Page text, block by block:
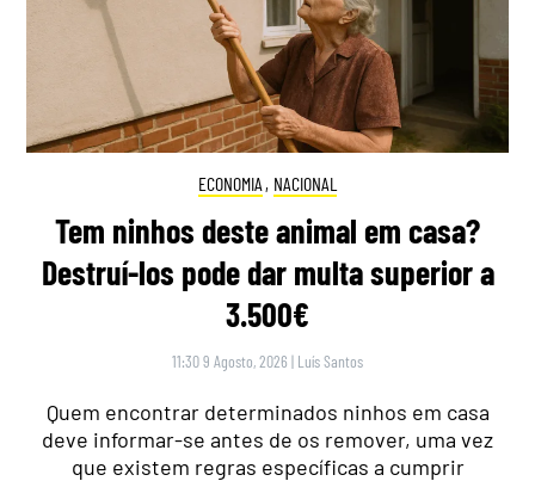
ECONOMIA , NACIONAL
Tem ninhos deste animal em casa?
Destruí-los pode dar multa superior a
3.500€
11:30 9 Agosto, 2026 | Luís Santos
Quem encontrar determinados ninhos em casa
deve informar-se antes de os remover, uma vez
que existem regras específicas a cumprir